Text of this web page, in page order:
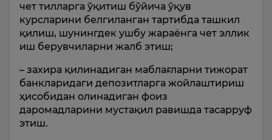
чет тилларга ўқитиш бўйича ўқув
курсларини белгиланган тартибда ташкил
қилиш, шунингдек ушбу жараёнга чет эллик
иш берувчиларни жалб этиш;
– захира қилинадиган маблағларни тижорат
банкларидаги депозитларга жойлаштириш
ҳисобидан олинадиган фоиз
даромадларини мустақил равишда тасарруф
этиш.